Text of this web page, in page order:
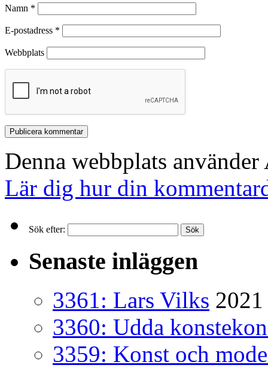
Namn *
E-postadress *
Webbplats
Denna webbplats
Lär dig hur din
Sök efter:
Senaste inläggen
3361: Lars Vilks
3360: Udda
3359: Konst och